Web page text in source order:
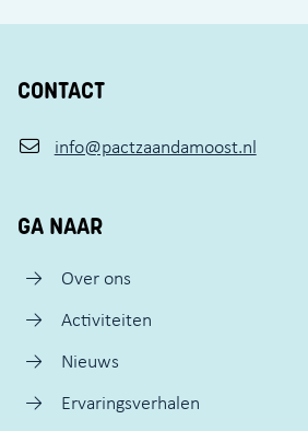
CONTACT
info@pactzaandamoost.nl
GA NAAR
Over ons
Activiteiten
Nieuws
Ervaringsverhalen